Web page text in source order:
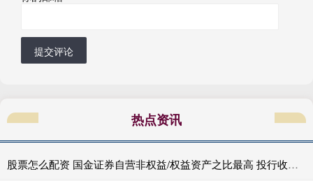
提交评论
热点资讯
股票怎么配资 国金证券自营非权益/权益资产之比最高 投行收入高达10亿元可利润仍为负值|券商年报